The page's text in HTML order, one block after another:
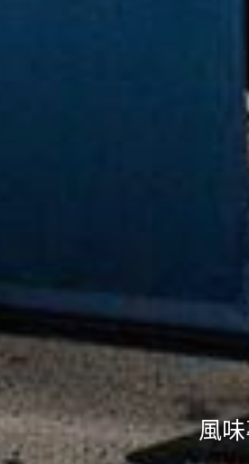
風
風味專題｜如果讓
選」轉譯新台味